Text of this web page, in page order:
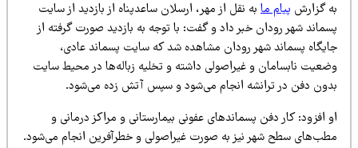
گزارشپیام مابه نقل از مهر، ارسلان ساعدپناه از بازدید از سایت
شهر رودان خبر داد و گفت: با توجه به بازدید صورت گرفته از
پسماند شهر رودان مشاهده شد که سایت پسماند عادی،
نابسامان و غیراصولی داشته و تخلیه زباله‌ها در محیط سایت
دفن در ترانشه انجام می‌شود و سپس آتش زده می‌شود.
افزود: کار دفن پسماندهای عفونی بیمارستانی و مراکز درمانی و
سطح شهر نیز به صورت غیراصولی و خطرآفرین انجام می‌شود.